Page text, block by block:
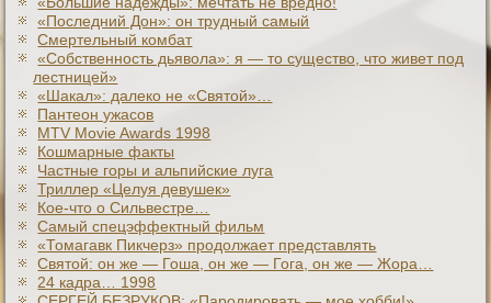
«Последний Дон»: он трудный самый
Смертельный комбат
«Собственность дьявола»: я — то существо, что живет под
лестницей»
«Шакал»: далеко не «Святой»…
Пантеон ужасов
MTV Movie Awards 1998
Кошмарные факты
Частные горы и альпийские луга
Триллер «Целуя девушек»
Кое-что о Сильвестре…
Самый спецэффектный фильм
«Томагавк Пикчерз» продолжает представлять
Святой: он же — Гоша, он же — Гога, он же — Жора…
24 кадра… 1998